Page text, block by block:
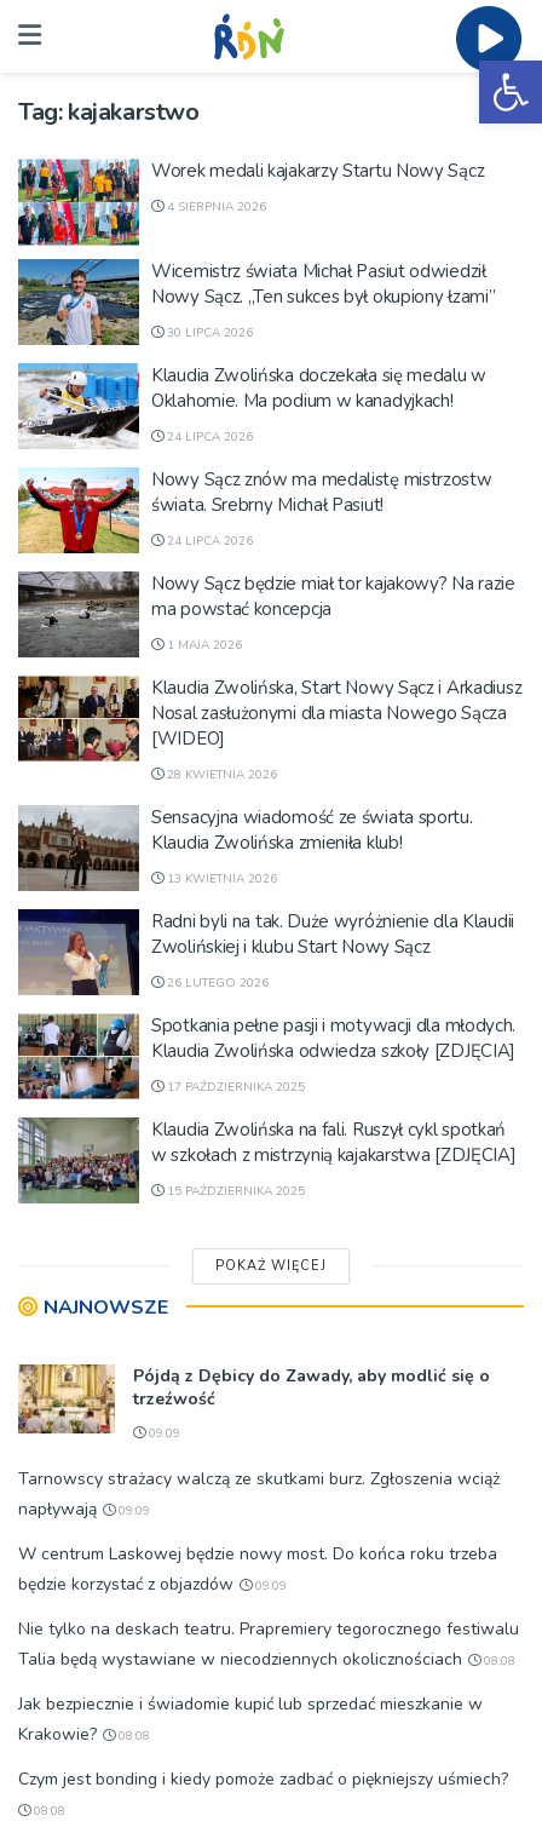
Tag:kajakarstwo
Worek medali kajakarzy Startu Nowy Sącz
4 SIERPNIA 2026
Wicemistrz świata Michał Pasiut odwiedził
Nowy Sącz. „Ten sukces był okupiony łzami”
30 LIPCA 2026
Klaudia Zwolińska doczekała się medalu w
Oklahomie. Ma podium w kanadyjkach!
24 LIPCA 2026
Nowy Sącz znów ma medalistę mistrzostw
świata. Srebrny Michał Pasiut!
24 LIPCA 2026
Nowy Sącz będzie miał tor kajakowy? Na razie
ma powstać koncepcja
1 MAJA 2026
Klaudia Zwolińska, Start Nowy Sącz i Arkadiusz
Nosal zasłużonymi dla miasta Nowego Sącza
[WIDEO]
28 KWIETNIA 2026
Sensacyjna wiadomość ze świata sportu.
Klaudia Zwolińska zmieniła klub!
13 KWIETNIA 2026
Radni byli na tak. Duże wyróżnienie dla Klaudii
Zwolińskiej i klubu Start Nowy Sącz
26 LUTEGO 2026
Spotkania pełne pasji i motywacji dla młodych.
Klaudia Zwolińska odwiedza szkoły [ZDJĘCIA]
17 PAŹDZIERNIKA 2025
Klaudia Zwolińska na fali. Ruszył cykl spotkań
w szkołach z mistrzynią kajakarstwa [ZDJĘCIA]
15 PAŹDZIERNIKA 2025
POKAŻ WIĘCEJ
NAJNOWSZE
Pójdą z Dębicy do Zawady, aby modlić się o
trzeźwość
09:09
Tarnowscy strażacy walczą ze skutkami burz. Zgłoszenia wciąż
napływają
09:09
W centrum Laskowej będzie nowy most. Do końca roku trzeba
będzie korzystać z objazdów
09:09
Nie tylko na deskach teatru. Prapremiery tegorocznego festiwalu
Talia będą wystawiane w niecodziennych okolicznościach
08:08
Jak bezpiecznie i świadomie kupić lub sprzedać mieszkanie w
Krakowie?
08:08
Czym jest bonding i kiedy pomoże zadbać o piękniejszy uśmiech?
08:08